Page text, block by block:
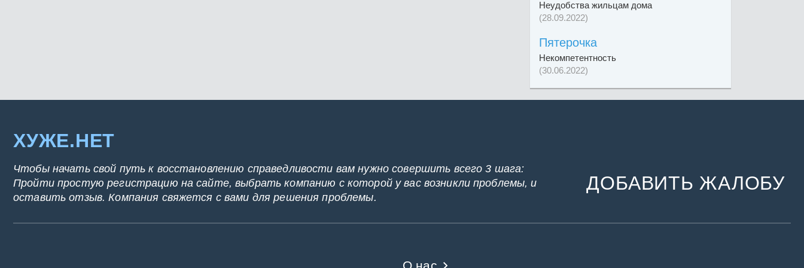
Неудобства жильцам дома
(28.09.2022)
Пятерочка
Некомпетентность
(30.06.2022)
ХУЖЕ.НЕТ
Чтобы начать свой путь к восстановлению справедливости вам нужно совершить всего 3 шага:
Пройти простую регистрацию на сайте, выбрать компанию с которой у вас возникли проблемы, и
оставить отзыв. Компания свяжется с вами для решения проблемы.
ДОБАВИТЬ ЖАЛОБУ